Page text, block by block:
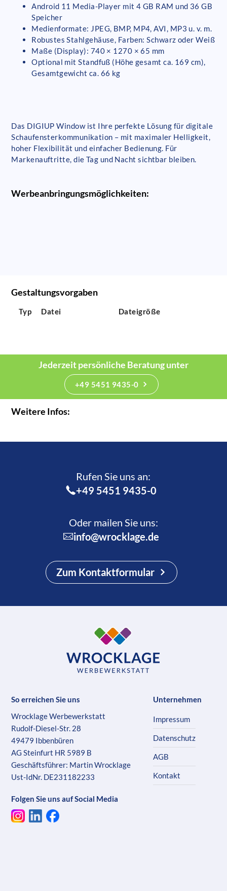
Android 11 Media-Player mit 4 GB RAM und 36 GB
Speicher
Medienformate: JPEG, BMP, MP4, AVI, MP3 u. v. m.
Robustes Stahlgehäuse, Farben: Schwarz oder Weiß
Maße (Display): 740 × 1270 × 65 mm
Optional mit Standfuß (Höhe gesamt ca. 169 cm),
Gesamtgewicht ca. 66 kg
Das DIGIUP Window ist Ihre perfekte Lösung für digitale
Schaufensterkommunikation – mit maximaler Helligkeit,
hoher Flexibilität und einfacher Bedienung. Für
Markenauftritte, die Tag und Nacht sichtbar bleiben.
Werbeanbringungsmöglichkeiten:
Gestaltungsvorgaben
Typ Datei Dateigröße
Jederzeit persönliche Beratung unter
+49 5451 9435-0
Weitere Infos:
Rufen Sie uns an:­
+49 5451 9435-0
Oder mailen Sie uns:
info@wrocklage.de
Zum Kontaktformular
So erreichen Sie uns
Wrocklage Werbewerkstatt
Rudolf-Diesel-Str. 28
49479 Ibbenbüren
AG Steinfurt HR 5989 B
Geschäftsführer: Martin Wrocklage
Ust-IdNr. DE231182233
Folgen Sie uns auf Social Media
Unternehmen
Impressum
Datenschutz
AGB
Kontakt